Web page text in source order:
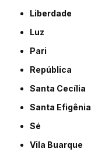
Liberdade
Luz
Pari
República
Santa Cecília
Santa Efigênia
Sé
Vila Buarque